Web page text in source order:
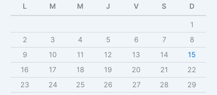
L M M J V S D
1
2
3 4 5 6 7
8
9
10 11 12 13 14
15
16
17 18 19 20 21
22
23
24 25 26 27 28
29